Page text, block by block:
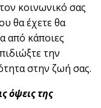
κοινωνικό σας
θα έχετε θα
από κάποιες
την
στην ζωή σας.
όψεις της